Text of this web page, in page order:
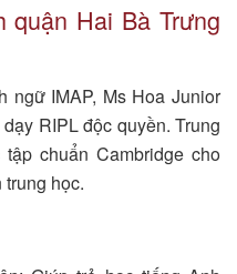
quận Hai Bà Trưng
ngữ IMAP, Ms Hoa Junior
RIPL độc quyền. Trung
chuẩn Cambridge cho
học.